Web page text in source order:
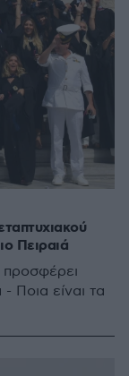
Πειραιά
Ποια είναι τα